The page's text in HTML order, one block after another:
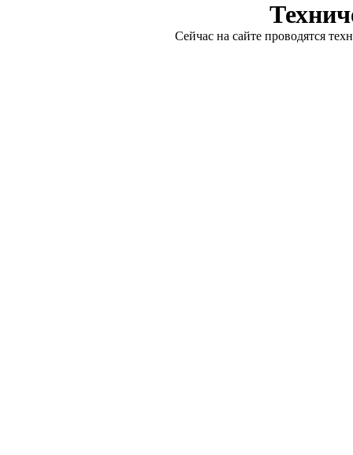
Сейчас на сайте проводятся